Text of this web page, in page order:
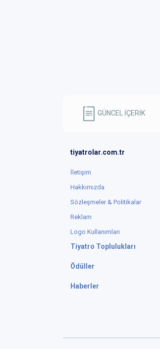
GÜNCEL İÇERİK
tiyatrolar.com.tr
İletişim
Hakkımızda
Sözleşmeler & Politikalar
Reklam
Logo Kullanımları
Tiyatro Toplulukları
Ödüller
Haberler